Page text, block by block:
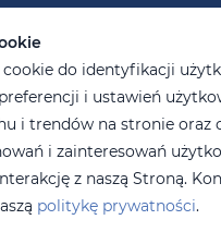
do identyfikacji
i ustawień
i trendów na stronie oraz
i zainteresowań
z naszą Stroną.
politykę prywatności.